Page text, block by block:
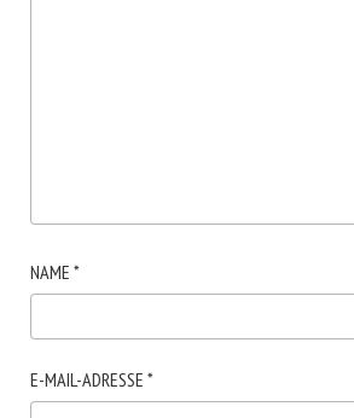
NAME *
E-MAIL-ADRESSE *